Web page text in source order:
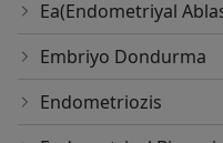
Ea(Endometriyal
Embriyo Dondurma
Endometriozis